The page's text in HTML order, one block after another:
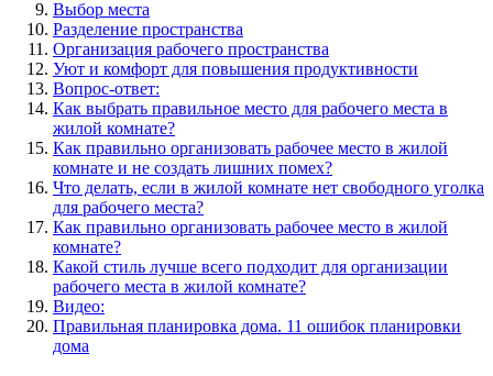
Выбор места
Разделение пространства
Организация рабочего пространства
Уют и комфорт для повышения продуктивности
Вопрос-ответ:
Как выбрать правильное место для рабочего места в
жилой комнате?
Как правильно организовать рабочее место в жилой
комнате и не создать лишних помех?
Что делать, если в жилой комнате нет свободного уголка
для рабочего места?
Как правильно организовать рабочее место в жилой
комнате?
Какой стиль лучше всего подходит для организации
рабочего места в жилой комнате?
Видео:
Правильная планировка дома. 11 ошибок планировки
дома